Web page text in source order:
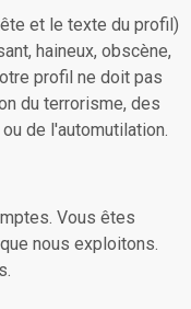
et le texte du profil)
haineux, obscène,
profil ne doit pas
du terrorisme, des
de l'automutilation.
Vous êtes
nous exploitons.